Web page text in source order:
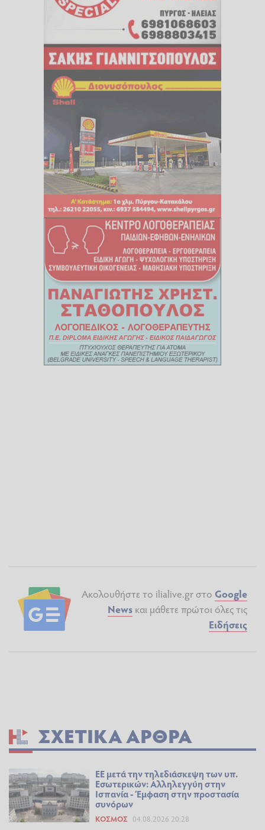
Ακολουθήστε το ilialive.gr στο Google
News και μάθετε πρώτοι όλες τις
Ειδήσεις
ΣΧΕΤΙΚΆ ΆΡΘΡΑ
ΕΕ μετά την τηλεδιάσκεψη των υπ.
Εσωτερικών: Αλληλεγγύη στην
Ισπανία - Έμφαση στην προστασία
συνόρων
ΚΌΣΜΟΣ 04.08.2026 20:28